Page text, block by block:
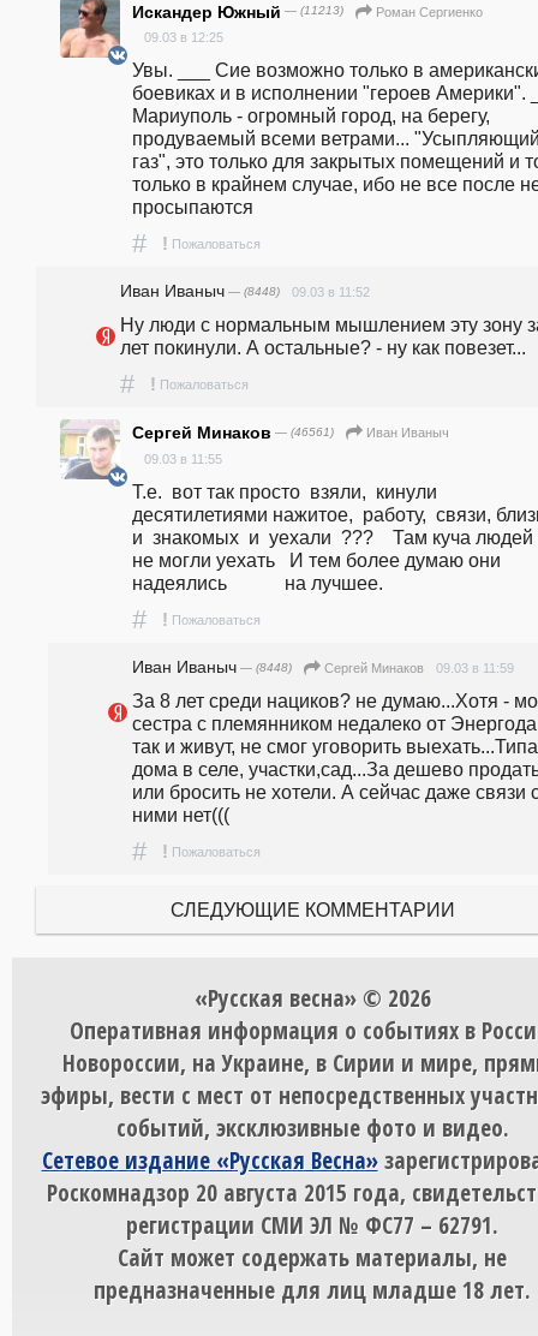
Искандер Южный — (11213)
Роман Сергиенко
09.03 в 12:25
Увы. ___ Сие возможно только в
боевиках и в исполнении "героев Америки".
Мариуполь - огромный город, на берегу,
продуваемый всеми ветрами...
газ", это только для закрытых помещений и
только в крайнем случае, ибо не все после
просыпаются
# ! Пожаловаться
Иван Иваныч — (8448) 09.03 в 11:52
Ну люди с нормальным мышлением эту зону
лет покинули. А остальные? - ну как повезет...
# ! Пожаловаться
Сергей Минаков — (46561)
Иван Иваныч
09.03 в 11:55
Т.е.  вот так просто  взяли,  кинули
десятилетиями нажитое,  работу,  связи,
и  знакомых  и  уехали  ???    Там куча людей
не могли уехать   И тем более думаю они
надеялись            на лучшее.
# ! Пожаловаться
Иван Иваныч — (8448) Сергей Минаков 09.03 в 11:59
За 8 лет среди нациков? не думаю...Хотя -
сестра с племянником недалеко от
так и живут, не смог уговорить
дома в селе, участки,сад...За дешево
или бросить не хотели. А сейчас даже связи
ними нет(((
# ! Пожаловаться
СЛЕДУЮЩИЕ КОММЕНТАРИИ
«Русская весна» © 2026
Оперативная информация о событиях в
Новороссии, на Украине, в Сирии и мире,
эфиры, вести с мест от непосредственных
событий, эксклюзивные фото и видео.
Сетевое издание «Русская Весна»
Роскомнадзор 20 августа 2015 года,
регистрации СМИ ЭЛ № ФС77 – 62791.
Сайт может содержать материалы, не
предназначенные для лиц младше 18 лет.